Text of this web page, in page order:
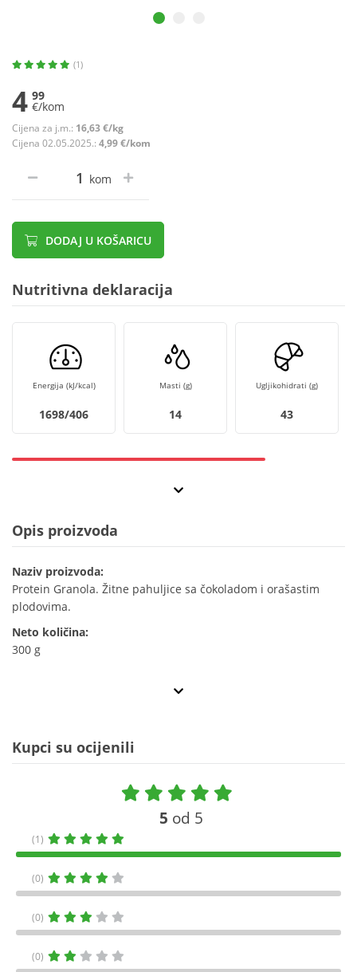
(1)
4 99
€/kom
Cijena za j.m.: 16,63 €/kg
Cijena 02.05.2025.: 4,99 €/kom
kom
DODAJ U KOŠARICU
Nutritivna deklaracija
Energija (kJ/kcal)
1698/406
Masti (g)
14
Ugljikohidrati (g)
43
Opis proizvoda
Naziv proizvoda:
Protein Granola. Žitne pahuljice sa čokoladom i orašastim
plodovima.
Neto količina:
300 g
Kupci su ocijenili
5 od 5
(1)
(0)
(0)
(0)